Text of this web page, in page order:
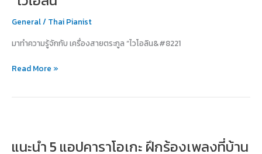
General/ Thai Pianist
มาทำความรู้จักกับ เครื่องสายตระกูล “ไวโอลิน&#8221
เครื่อง
สาย
“ไวโอลิน”
Read More »
แนะนำ 5 แอปคาราโอเกะ ฝึกร้องเพลงที่บ้าน
แอป